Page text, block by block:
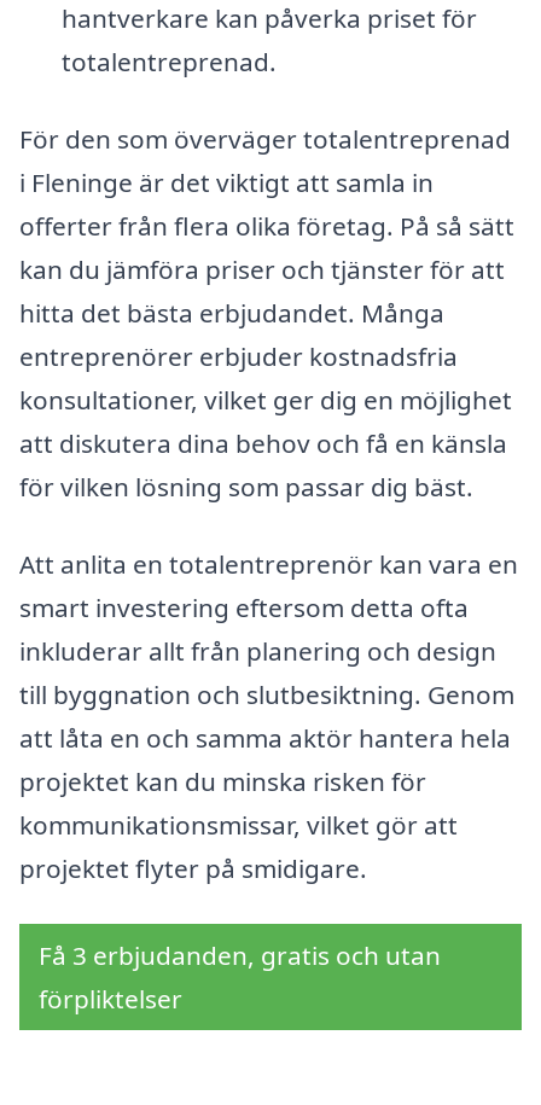
hantverkare kan påverka priset för
totalentreprenad.
För den som överväger totalentreprenad
i Fleninge är det viktigt att samla in
offerter från flera olika företag. På så sätt
kan du jämföra priser och tjänster för att
hitta det bästa erbjudandet. Många
entreprenörer erbjuder kostnadsfria
konsultationer, vilket ger dig en möjlighet
att diskutera dina behov och få en känsla
för vilken lösning som passar dig bäst.
Att anlita en totalentreprenör kan vara en
smart investering eftersom detta ofta
inkluderar allt från planering och design
till byggnation och slutbesiktning. Genom
att låta en och samma aktör hantera hela
projektet kan du minska risken för
kommunikationsmissar, vilket gör att
projektet flyter på smidigare.
Få 3 erbjudanden, gratis och utan
förpliktelser